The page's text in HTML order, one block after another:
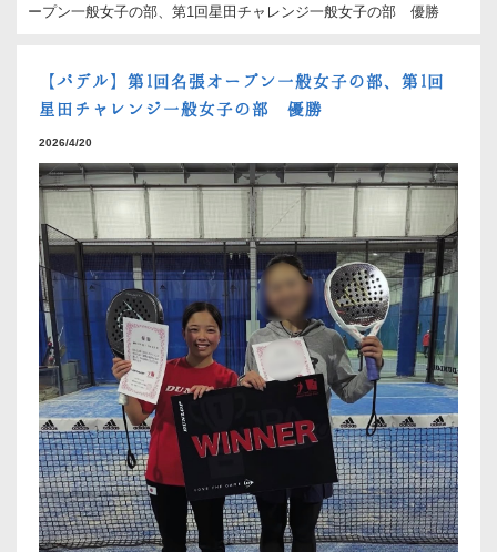
ープン一般女子の部、第1回星田チャレンジ一般女子の部 優勝
【パデル】第1回名張オープン一般女子の部、第1回
星田チャレンジ一般女子の部 優勝
2026/4/20